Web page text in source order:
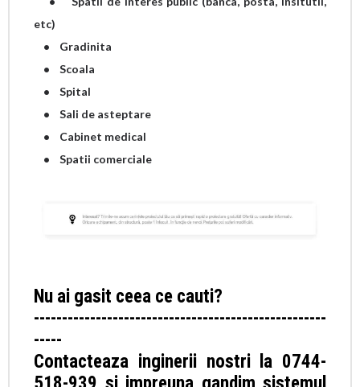
etc)
• Gradinita
• Scoala
• Spital
• Sali de asteptare
• Cabinet medical
• Spatii comerciale
Nu ai gasit ceea ce cauti?
----------------------------------------------------
-----
Contacteaza inginerii nostri la 0744-